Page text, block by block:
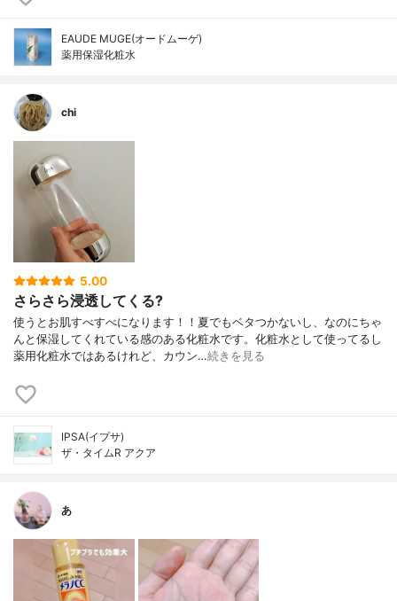
EAUDE MUGE(オードムーゲ)
薬用保湿化粧水
chi
5.00
さらさら浸透してくる?
使うとお肌すべすべになります！！夏でもベタつかないし、なのにちゃ
んと保湿してくれている感のある化粧水です。化粧水として使ってるし
薬用化粧水ではあるけれど、カウン…続きを見る
IPSA(イプサ)
ザ・タイムR アクア
あ